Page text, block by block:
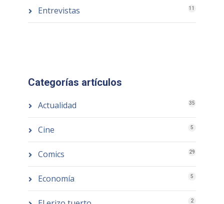
Entrevistas 11
Categorías artículos
Actualidad 35
Cine 5
Comics 29
Economía 5
2